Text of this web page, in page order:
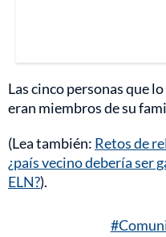
Las cinco personas que
eran miembros de su
(Lea también: Retos de
¿país vecino debería ser
ELN?).